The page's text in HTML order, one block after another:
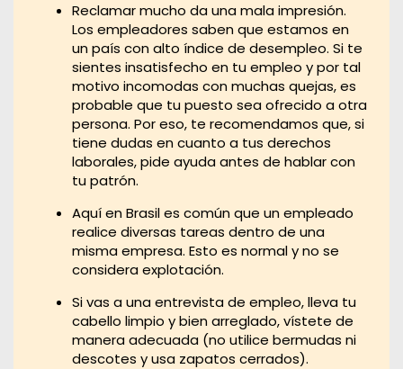
Reclamar mucho da una mala impresión.
Los empleadores saben que estamos en
un país con alto índice de desempleo. Si te
sientes insatisfecho en tu empleo y por tal
motivo incomodas con muchas quejas, es
probable que tu puesto sea ofrecido a otra
persona. Por eso, te recomendamos que, si
tiene dudas en cuanto a tus derechos
laborales, pide ayuda antes de hablar con
tu patrón.
Aquí en Brasil es común que un empleado
realice diversas tareas dentro de una
misma empresa. Esto es normal y no se
considera explotación.
Si vas a una entrevista de empleo, lleva tu
cabello limpio y bien arreglado, vístete de
manera adecuada (no utilice bermudas ni
descotes y usa zapatos cerrados).